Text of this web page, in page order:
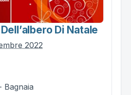
Di Natale
2022
Bagnaia